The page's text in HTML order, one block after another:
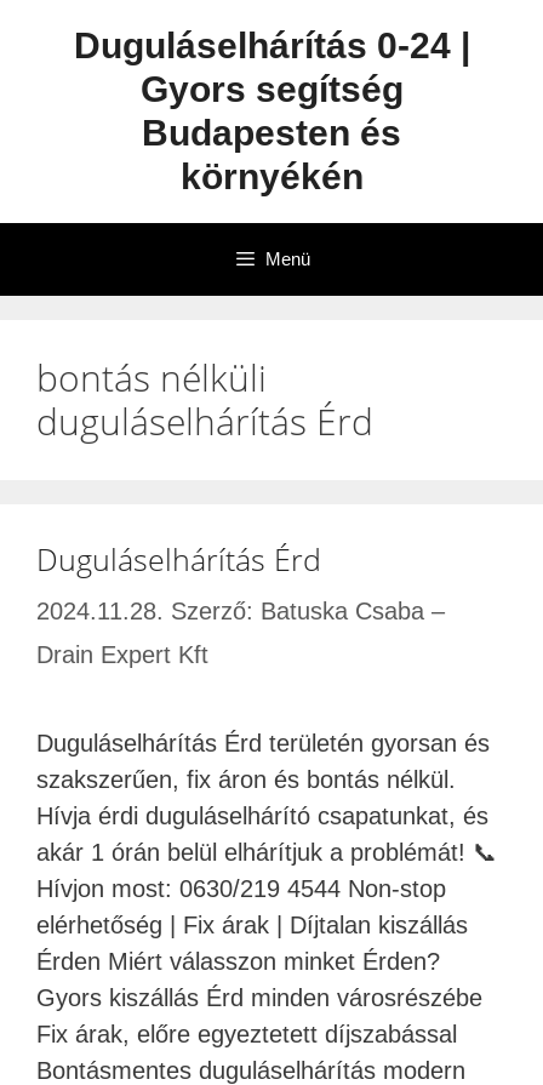
Duguláselhárítás 0-24 |
Gyors segítség
Budapesten és
környékén
Menü
bontás nélküli
duguláselhárítás Érd
Duguláselhárítás Érd
2024.11.28. Szerző: Batuska Csaba –
Drain Expert Kft
Duguláselhárítás Érd területén gyorsan és
szakszerűen, fix áron és bontás nélkül.
Hívja érdi duguláselhárító csapatunkat, és
akár 1 órán belül elhárítjuk a problémát! 📞
Hívjon most: 0630/219 4544 Non-stop
elérhetőség | Fix árak | Díjtalan kiszállás
Érden Miért válasszon minket Érden?
Gyors kiszállás Érd minden városrészébe
Fix árak, előre egyeztetett díjszabással
Bontásmentes duguláselhárítás modern